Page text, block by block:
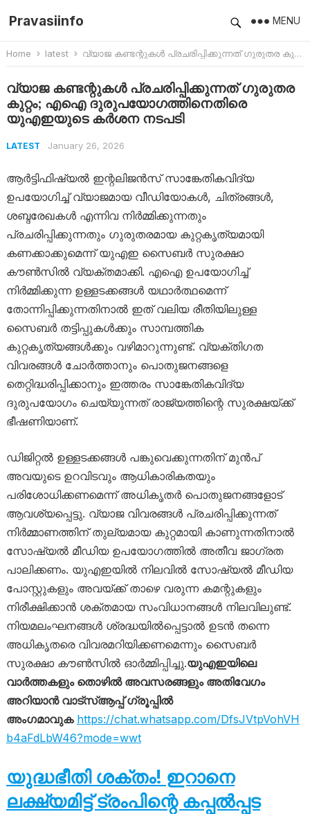
Pravasiinfo MENU
Home latest വ്യാജ കണ്ടന്റുകൾ പ്രചരിപ്പിക്കുന്നത് ഗുരുതര കുറ്റം; എഐ ദുരുപയോഗത്തിനെതിരെ യുഎഇയുടെ കർശന നടപടി
വ്യാജ കണ്ടന്റുകൾ പ്രചരിപ്പിക്കുന്നത് ഗുരുതര
കുറ്റം; എഐ ദുരുപയോഗത്തിനെതിരെ
യുഎഇയുടെ കർശന നടപടി
LATEST January 26, 2026
ആർട്ടിഫിഷ്യൽ ഇന്റലിജൻസ് സാങ്കേതികവിദ്യ
ഉപയോഗിച്ച് വ്യാജമായ വീഡിയോകൾ, ചിത്രങ്ങൾ,
ശബ്ദരേഖകൾ എന്നിവ നിർമ്മിക്കുന്നതും
പ്രചരിപ്പിക്കുന്നതും ഗുരുതരമായ കുറ്റകൃത്യമായി
കണക്കാക്കുമെന്ന് യുഎഇ സൈബർ സുരക്ഷാ
കൗൺസിൽ വ്യക്തമാക്കി. എഐ ഉപയോഗിച്ച്
നിർമ്മിക്കുന്ന ഉള്ളടക്കങ്ങൾ യഥാർത്ഥമെന്ന്
തോന്നിപ്പിക്കുന്നതിനാൽ ഇത് വലിയ രീതിയിലുള്ള
സൈബർ തട്ടിപ്പുകൾക്കും സാമ്പത്തിക
കുറ്റകൃത്യങ്ങൾക്കും വഴിമാറുന്നുണ്ട്. വ്യക്തിഗത
വിവരങ്ങൾ ചോർത്താനും പൊതുജനങ്ങളെ
തെറ്റിദ്ധരിപ്പിക്കാനും ഇത്തരം സാങ്കേതികവിദ്യ
ദുരുപയോഗം ചെയ്യുന്നത് രാജ്യത്തിന്റെ സുരക്ഷയ്ക്ക്
ഭീഷണിയാണ്.
ഡിജിറ്റൽ ഉള്ളടക്കങ്ങൾ പങ്കുവെക്കുന്നതിന് മുൻപ്
അവയുടെ ഉറവിടവും ആധികാരികതയും
പരിശോധിക്കണമെന്ന് അധികൃതർ പൊതുജനങ്ങളോട്
ആവശ്യപ്പെട്ടു. വ്യാജ വിവരങ്ങൾ പ്രചരിപ്പിക്കുന്നത്
നിർമ്മാണത്തിന് തുല്യമായ കുറ്റമായി കാണുന്നതിനാൽ
സോഷ്യൽ മീഡിയ ഉപയോഗത്തിൽ അതീവ ജാഗ്രത
പാലിക്കണം. യുഎഇയിൽ നിലവിൽ സോഷ്യൽ മീഡിയ
പോസ്റ്റുകളും അവയ്ക്ക് താഴെ വരുന്ന കമന്റുകളും
നിരീക്ഷിക്കാൻ ശക്തമായ സംവിധാനങ്ങൾ നിലവിലുണ്ട്.
നിയമലംഘനങ്ങൾ ശ്രദ്ധയിൽപ്പെട്ടാൽ ഉടൻ തന്നെ
അധികൃതരെ വിവരമറിയിക്കണമെന്നും സൈബർ
സുരക്ഷാ കൗൺസിൽ ഓർമ്മിപ്പിച്ചു.യുഎഇയിലെ
വാർത്തകളും തൊഴിൽ അവസരങ്ങളും അതിവേഗം
അറിയാൻ വാട്സ്ആപ്പ് ഗ്രൂപ്പിൽ
അംഗമാവുക https://chat.whatsapp.com/DfsJVtpVohVH
b4aFdLbW46?mode=wwt
യുദ്ധഭീതി ശക്തം! ഇറാനെ
ലക്ഷ്യമിട്ട് ട്രംപിന്റെ കപ്പൽപ്പട